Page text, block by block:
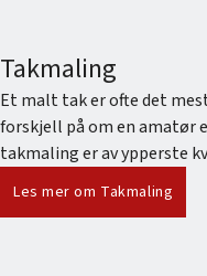
Takmaling
Et malt tak er ofte det
forskjell på om en amatør
takmaling er av ypperste
Les mer om Takmaling